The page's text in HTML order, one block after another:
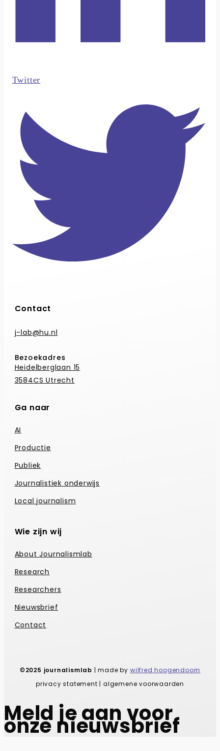
Twitter
Contact
j-lab@hu.nl
Bezoekadres
Heidelberglaan 15
3584CS Utrecht
Ga naar
AI
Productie
Publiek
Journalistiek onderwijs
Local journalism
Wie zijn wij
About Journalismlab
Research
Researchers
Nieuwsbrief
Contact
©2025 journalismlab | made by wilfred hoogendoorn
privacy statement | algemene voorwaarden
Meld je aan voor
onze nieuwsbrief